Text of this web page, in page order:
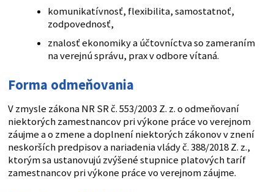
komunikatívnosť, flexibilita, samostatnoť,
zodpovednosť,
znalosť ekonomiky a účtovníctva so zameraním
na verejnú správu, prax v odbore vítaná.
Forma odmeňovania
V zmysle zákona NR SR č. 553/2003 Z. z. o odmeňovaní
niektorých zamestnancov pri výkone práce vo verejnom
záujme a o zmene a doplnení niektorých zákonov v znení
neskorších predpisov a nariadenia vlády č. 388/2018 Z. z.,
ktorým sa ustanovujú zvýšené stupnice platových taríf
zamestnancov pri výkone práce vo verejnom záujme.